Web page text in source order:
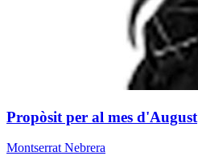
Propòsit per al mes d'August
Montserrat Nebrera